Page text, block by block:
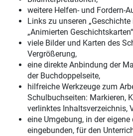
weitere Helfen- und Fordern-
Links zu unseren „Geschichte
„Animierten
viele Bilder und Karten des
Vergrößerung,
eine direkte Anbindung der
der Buchdoppelseite,
hilfreiche Werkzeuge zum
Schulbuchseiten: Markieren,
verlinktes Inhaltsverzeichnis,
eine Umgebung, in der
eingebunden, für den